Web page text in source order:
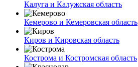
Калуга и Калужская область
Кемерово и Кемеровская область
Киров и Кировская область
Кострома и Костромская область